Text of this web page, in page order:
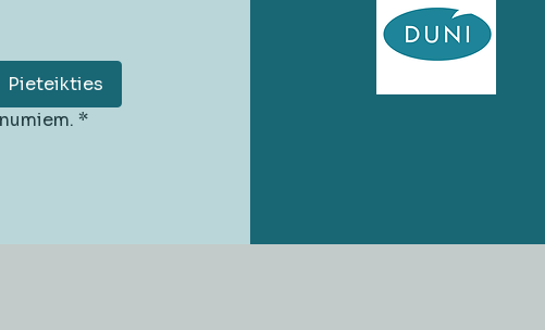
Pieteikties
*